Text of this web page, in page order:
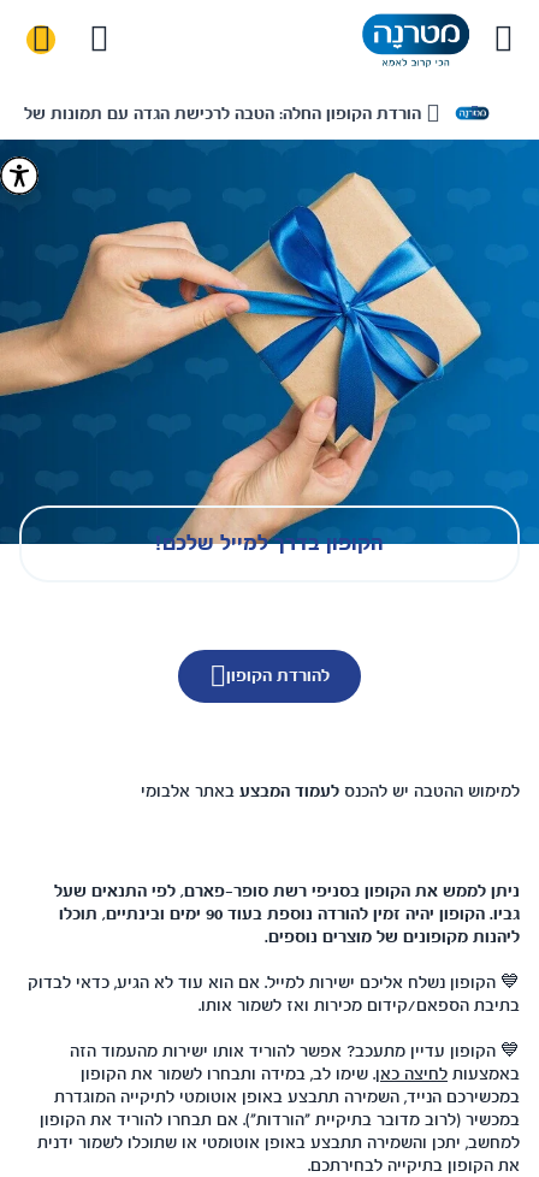
בית הורדת הקופון החלה: הטבה לרכישת הגדה עם תמונות של הבייבי
הקופון בדרך למייל שלכם!
להורדת הקופון
למימוש ההטבה יש להכנס לעמוד המבצע באתר אלבומי
ניתן לממש את הקופון בסניפי רשת סופר-פארם, לפי התנאים שעל
גביו. הקופון יהיה זמין להורדה נוספת בעוד 90 ימים ובינתיים, תוכלו
ליהנות מקופונים של מוצרים נוספים.
💙 הקופון נשלח אליכם ישירות למייל. אם הוא עוד לא הגיע, כדאי לבדוק
בתיבת הספאם/קידום מכירות ואז לשמור אותו.
💙 הקופון עדיין מתעכב? אפשר להוריד אותו ישירות מהעמוד הזה
באמצעות לחיצה כאן. שימו לב, במידה ותבחרו לשמור את הקופון
במכשירכם הנייד, השמירה תתבצע באופן אוטומטי לתיקייה המוגדרת
במכשיר (לרוב מדובר בתיקיית "הורדות"). אם תבחרו להוריד את הקופון
למחשב, יתכן והשמירה תתבצע באופן אוטומטי או שתוכלו לשמור ידנית
את הקופון בתיקייה לבחירתכם.